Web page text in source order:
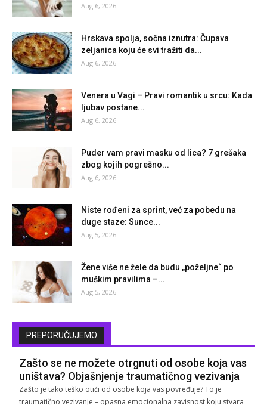
Aug 6, 2026
Hrskava spolja, sočna iznutra: Čupava
zeljanica koju će svi tražiti da...
Aug 6, 2026
Venera u Vagi – Pravi romantik u srcu: Kada
ljubav postane...
Aug 6, 2026
Puder vam pravi masku od lica? 7 grešaka
zbog kojih pogrešno...
Aug 6, 2026
Niste rođeni za sprint, već za pobedu na
duge staze: Sunce...
Aug 5, 2026
Žene više ne žele da budu „poželjne“ po
muškim pravilima –...
Aug 5, 2026
PREPORUČUJEMO
Zašto se ne možete otrgnuti od osobe koja vas
uništava? Objašnjenje traumatičnog vezivanja
Zašto je tako teško otići od osobe koja vas povređuje? To je
traumatično vezivanje – opasna emocionalna zavisnost koju stvara